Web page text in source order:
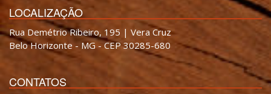
LOCALIZAÇÃO
Rua Demétrio Ribeiro, 195 | Vera Cruz
Belo Horizonte - MG - CEP 30285-680
CONTATOS